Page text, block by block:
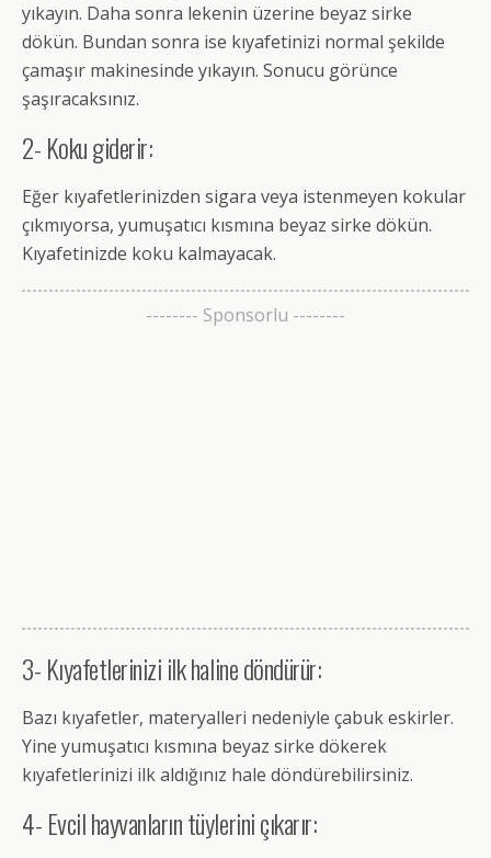
yıkayın. Daha sonra lekenin üzerine beyaz sirke
dökün. Bundan sonra ise kıyafetinizi normal şekilde
çamaşır makinesinde yıkayın. Sonucu görünce
şaşıracaksınız.
2- Koku giderir:
Eğer kıyafetlerinizden sigara veya istenmeyen kokular
çıkmıyorsa, yumuşatıcı kısmına beyaz sirke dökün.
Kıyafetinizde koku kalmayacak.
-------- Sponsorlu --------
3- Kıyafetlerinizi ilk haline döndürür:
Bazı kıyafetler, materyalleri nedeniyle çabuk eskirler.
Yine yumuşatıcı kısmına beyaz sirke dökerek
kıyafetlerinizi ilk aldığınız hale döndürebilirsiniz.
4- Evcil hayvanların tüylerini çıkarır: